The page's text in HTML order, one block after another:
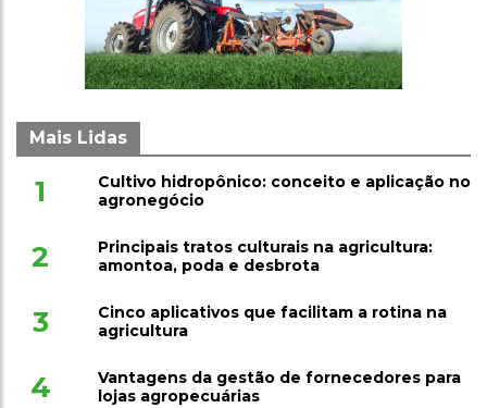
Mais Lidas
1
Cultivo hidropônico: conceito e aplicação no
agronegócio
2
Principais tratos culturais na agricultura:
amontoa, poda e desbrota
3
Cinco aplicativos que facilitam a rotina na
agricultura
4
Vantagens da gestão de fornecedores para
lojas agropecuárias